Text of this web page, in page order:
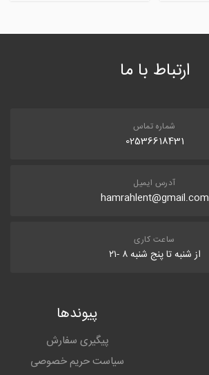
ارتباط با ما
شماره تماس
02536618431
آدرس ایمیل
hamrahlent@gmail.com
ساعت کاری
از شنبه تا پنج شنبه ۸ -۲۱
پیوندها
پیگیری سفارش
سیاست حریم خصوصی